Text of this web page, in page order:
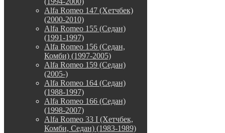
Alfa Romeo 147 (Хетчбек)
(2000-2010)
Alfa Romeo 155 (Седан)
(1991-1997)
Alfa Romeo 156 (Седан,
Комби) (1997-2005)
Alfa Romeo 159 (Седан)
(2005-)
Alfa Romeo 164 (Седан)
(1988-1997)
Alfa Romeo 166 (Седан)
(1998-2007)
Alfa Romeo 33 I (Хетчбек,
Комби, Седан) (1983-1989)